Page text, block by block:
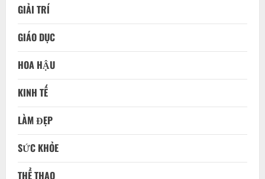
GIẢI TRÍ
GIÁO DỤC
HOA HẬU
KINH TẾ
LÀM ĐẸP
SỨC KHỎE
THỂ THAO